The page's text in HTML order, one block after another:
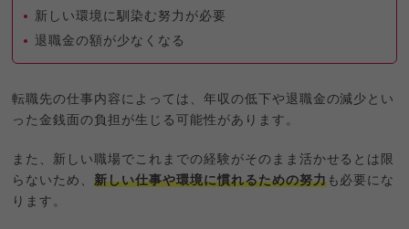
新しい環境に馴染む努力が必要
退職金の額が少なくなる
転職先の仕事内容によっては、年収の低下や退職金の減少とい
った金銭面の負担が生じる可能性があります。
また、新しい職場でこれまでの経験がそのまま活かせるとは限
らないため、新しい仕事や環境に慣れるための努力も必要にな
ります。